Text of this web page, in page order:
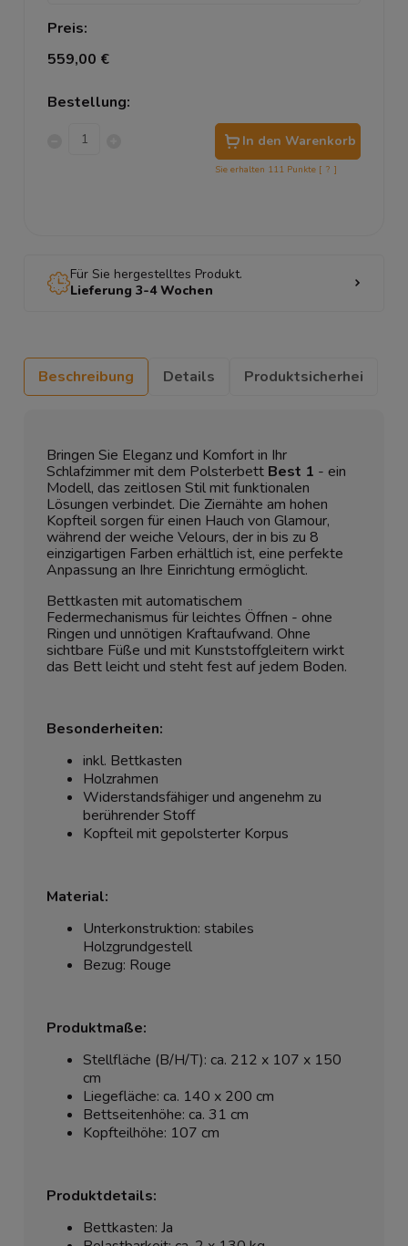
Preis:
559,00 €
Bestellung:
In den Warenkorb
Sie erhalten 111 Punkte [ ? ]
Für Sie hergestelltes Produkt.
Lieferung 3-4 Wochen
Beschreibung Details Produktsicherhei
Bringen Sie Eleganz und Komfort in Ihr
Schlafzimmer mit dem Polsterbett Best 1 - ein
Modell, das zeitlosen Stil mit funktionalen
Lösungen verbindet. Die Ziernähte am hohen
Kopfteil sorgen für einen Hauch von Glamour,
während der weiche Velours, der in bis zu 8
einzigartigen Farben erhältlich ist, eine perfekte
Anpassung an Ihre Einrichtung ermöglicht.
Bettkasten mit automatischem
Federmechanismus für leichtes Öffnen - ohne
Ringen und unnötigen Kraftaufwand. Ohne
sichtbare Füße und mit Kunststoffgleitern wirkt
das Bett leicht und steht fest auf jedem Boden.
Besonderheiten:
inkl. Bettkasten
Holzrahmen
Widerstandsfähiger und angenehm zu
berührender Stoff
Kopfteil mit gepolsterter Korpus
Material:
Unterkonstruktion: stabiles
Holzgrundgestell
Bezug: Rouge
Produktmaße:
Stellfläche (B/H/T): ca. 212 x 107 x 150
cm
Liegefläche: ca. 140 x 200 cm
Bettseitenhöhe: ca. 31 cm
Kopfteilhöhe: 107 cm
Produktdetails:
Bettkasten: Ja